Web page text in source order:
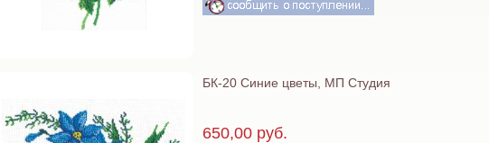
БК-20 Синие цветы, МП Студия
650,00 руб.